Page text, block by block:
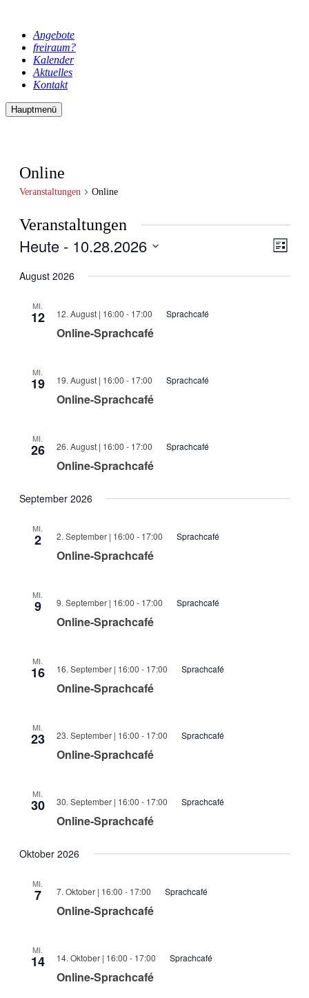
Angebote
freiraum?
Kalender
Aktuelles
Kontakt
Hauptmenü
Online
Veranstaltungen Online
Veranstaltungen
Liste
Heute - 10.28.2026
wählen.
August 2026
MI.
12
Online-Sprachcafé
12. August | 16:00 - 17:00 Sprachcafé
MI.
19
Online-Sprachcafé
19. August | 16:00 - 17:00 Sprachcafé
MI.
26
Online-Sprachcafé
26. August | 16:00 - 17:00 Sprachcafé
September 2026
MI.
2
Online-Sprachcafé
2. September | 16:00 - 17:00 Sprachcafé
MI.
9
Online-Sprachcafé
9. September | 16:00 - 17:00 Sprachcafé
MI.
16
Online-Sprachcafé
16. September | 16:00 - 17:00 Sprachcafé
MI.
23
Online-Sprachcafé
23. September | 16:00 - 17:00 Sprachcafé
MI.
30
Online-Sprachcafé
30. September | 16:00 - 17:00 Sprachcafé
Oktober 2026
MI.
7
Online-Sprachcafé
7. Oktober | 16:00 - 17:00 Sprachcafé
MI.
14
Online-Sprachcafé
14. Oktober | 16:00 - 17:00 Sprachcafé